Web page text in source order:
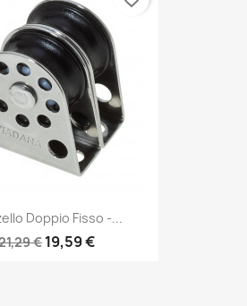
Doppio Fisso -...
€ 19,59 €